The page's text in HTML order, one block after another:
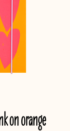
on orange